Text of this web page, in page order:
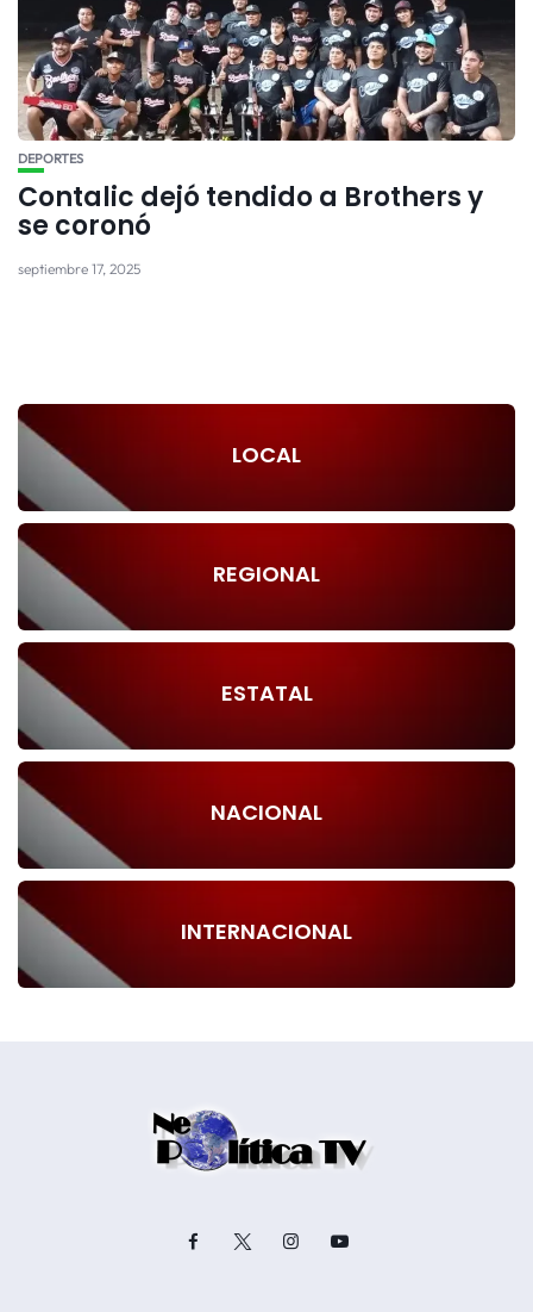
DEPORTES
Contalic dejó tendido a Brothers y
se coronó
septiembre 17, 2025
LOCAL
REGIONAL
ESTATAL
NACIONAL
INTERNACIONAL